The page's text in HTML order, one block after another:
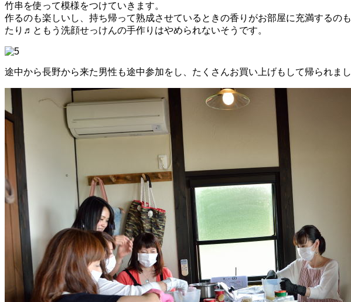
竹串を使って模様をつけていきます。
作るのも楽しいし、持ち帰って熟成させているときの香りがお部屋に充満する
たり♬ともう洗顔せっけんの手作りはやめられないそうです。
途中から長野から来た男性も途中参加をし、たくさんお買い上げもして帰られまし